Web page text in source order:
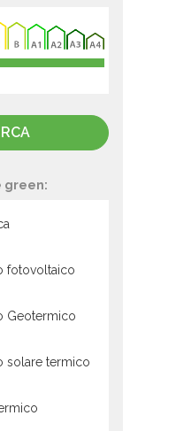
green:
fotovoltaico
Geotermico
solare termico